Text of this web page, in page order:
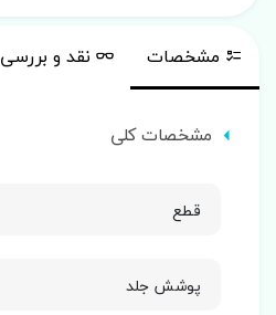
مشخصات نقد و بررسی
مشخصات کلی
قطع
پوشش جلد